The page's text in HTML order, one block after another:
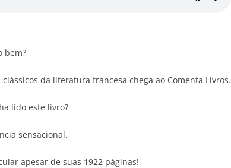
bem?
da literatura francesa chega ao Comenta Livros.
lido este livro?
sensacional.
apesar de suas 1922 páginas!